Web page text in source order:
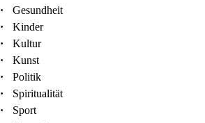
·
Gesundheit
·
Kinder
·
Kultur
·
Kunst
·
Politik
·
Spiritualität
·
Sport